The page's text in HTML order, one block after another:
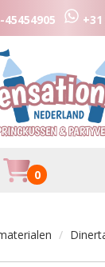
45454905
dropdown
Huurmandje
0